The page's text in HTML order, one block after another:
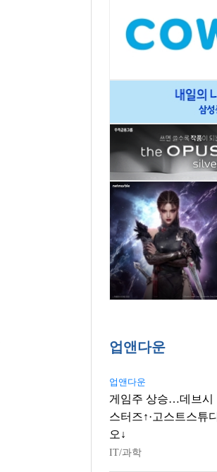
업앤다운
업앤다운
게임주 상승…데브시
스터즈↑·고스트스튜디
오↓
IT/과학